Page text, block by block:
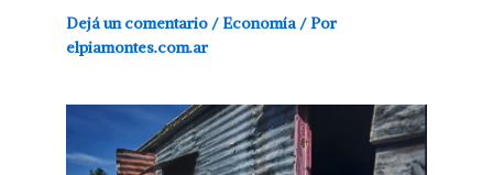
Dejá un comentario / Economía / Por
elpiamontes.com.ar